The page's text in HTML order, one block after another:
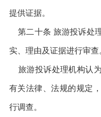
提供证据。
第二十条 旅游投诉处
实、理由及证据进
旅游投诉处理机构认
有关法律、法规的规定
行调查。